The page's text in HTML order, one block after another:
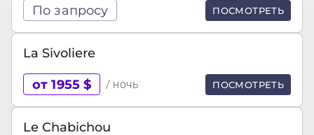
По запросу ПОСМОТРЕТЬ
La Sivoliere
от 1955 $ / ночь ПОСМОТРЕТЬ
Le Chabichou